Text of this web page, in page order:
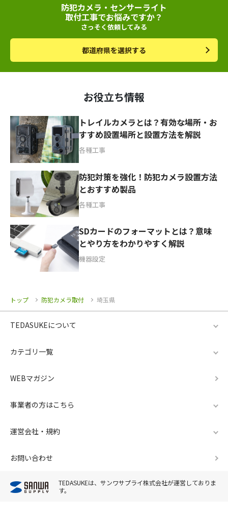
防犯カメラ・センサーライト
取付工事でお悩みですか？
さっそく依頼してみる
都道府県を選択する
お役立ち情報
トレイルカメラとは？有効な場所・お
すすめ設置場所と設置方法を解説
各種工事
防犯対策を強化！防犯カメラ設置方法
とおすすめ製品
各種工事
SDカードのフォーマットとは？意味
とやり方をわかりやすく解説
機器設定
トップ 防犯カメラ取付 埼玉県
TEDASUKEについて
カテゴリ一覧
WEBマガジン
事業者の方はこちら
運営会社・規約
お問い合わせ
TEDASUKEは、サンワサプライ株式会社が運営しておりま
す。